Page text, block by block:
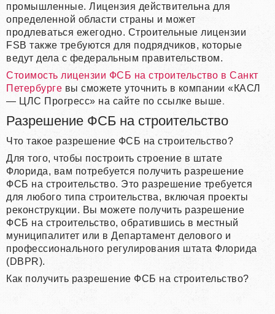
промышленные. Лицензия действительна для
определенной области страны и может
продлеваться ежегодно. Строительные лицензии
FSB также требуются для подрядчиков, которые
ведут дела с федеральным правительством.
Стоимость лицензии ФСБ на строительство в Санкт
Петербурге вы сможете уточнить в компании «КАСЛ
— ЦЛС Прогресс» на сайте по ссылке выше.
Разрешение ФСБ на строительство
Что такое разрешение ФСБ на строительство?
Для того, чтобы построить строение в штате
Флорида, вам потребуется получить разрешение
ФСБ на строительство. Это разрешение требуется
для любого типа строительства, включая проекты
реконструкции. Вы можете получить разрешение
ФСБ на строительство, обратившись в местный
муниципалитет или в Департамент делового и
профессионального регулирования штата Флорида
(DBPR).
Как получить разрешение ФСБ на строительство?